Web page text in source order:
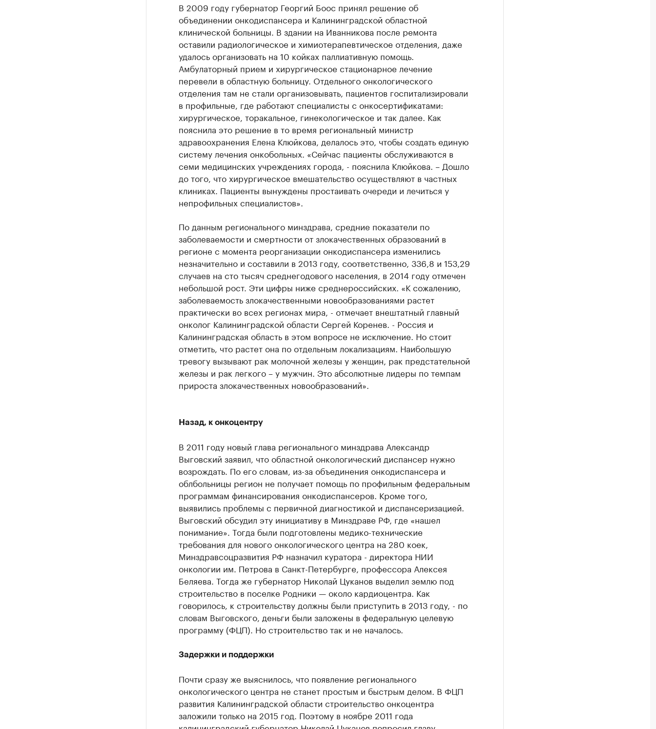
В 2009 году губернатор Георгий Боос принял решение об
объединении онкодиспансера и Калининградской областной
клинической больницы. В здании на Иванникова после ремонта
оставили радиологическое и химиотерапевтическое отделения, даже
удалось организовать на 10 койках паллиативную помощь.
Амбулаторный прием и хирургическое стационарное лечение
перевели в областную больницу. Отдельного онкологического
отделения там не стали организовывать, пациентов госпитализировали
в профильные, где работают специалисты с онкосертификатами:
хирургическое, торакальное, гинекологическое и так далее. Как
пояснила это решение в то время региональный министр
здравоохранения Елена Клюйкова, делалось это, чтобы создать единую
систему лечения онкобольных. «Сейчас пациенты обслуживаются в
семи медицинских учреждениях города, - пояснила Клюйкова. – Дошло
до того, что хирургическое вмешательство осуществляют в частных
клиниках. Пациенты вынуждены простаивать очереди и лечиться у
непрофильных специалистов».
По данным регионального минздрава, средние показатели по
заболеваемости и смертности от злокачественных образований в
регионе с момента реорганизации онкодиспансера изменились
незначительно и составили в 2013 году, соответственно, 336,8 и 153,29
случаев на сто тысяч среднегодового населения, в 2014 году отмечен
небольшой рост. Эти цифры ниже среднероссийских. «К сожалению,
заболеваемость злокачественными новообразованиями растет
практически во всех регионах мира, - отмечает внештатный главный
онколог Калининградской области Сергей Коренев. - Россия и
Калининградская область в этом вопросе не исключение. Но стоит
отметить, что растет она по отдельным локализациям. Наибольшую
тревогу вызывают рак молочной железы у женщин, рак предстательной
железы и рак легкого – у мужчин. Это абсолютные лидеры по темпам
прироста злокачественных новообразований».
Назад, к онкоцентру
В 2011 году новый глава регионального минздрава Александр
Выговский заявил, что областной онкологический диспансер нужно
возрождать. По его словам, из-за объединения онкодиспансера и
облбольницы регион не получает помощь по профильным федеральным
программам финансирования онкодиспансеров. Кроме того,
выявились проблемы с первичной диагностикой и диспансеризацией.
Выговский обсудил эту инициативу в Минздраве РФ, где «нашел
понимание». Тогда были подготовлены медико-технические
требования для нового онкологического центра на 280 коек,
Минздравсоцразвития РФ назначил куратора - директора НИИ
онкологии им. Петрова в Санкт-Петербурге, профессора Алексея
Беляева. Тогда же губернатор Николай Цуканов выделил землю под
строительство в поселке Родники — около кардиоцентра. Как
говорилось, к строительству должны были приступить в 2013 году, - по
словам Выговского, деньги были заложены в федеральную целевую
программу (ФЦП). Но строительство так и не началось.
Задержки и поддержки
Почти сразу же выяснилось, что появление регионального
онкологического центра не станет простым и быстрым делом. В ФЦП
развития Калининградской области строительство онкоцентра
заложили только на 2015 год. Поэтому в ноябре 2011 года